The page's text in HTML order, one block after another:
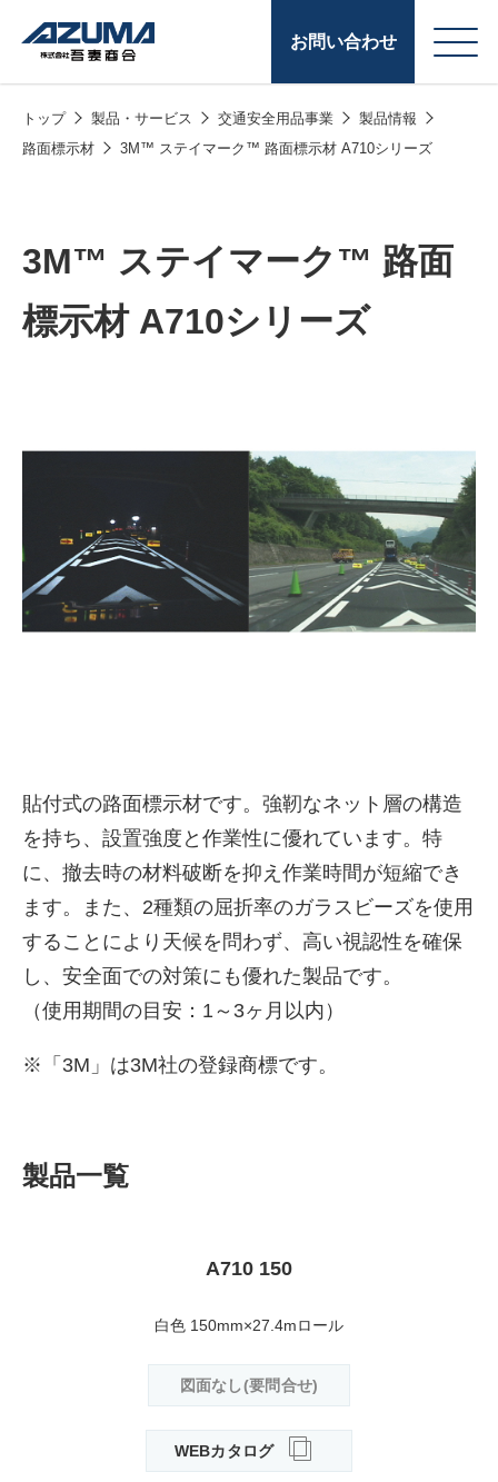
お問い合わせ
会
要
株式会社吾妻製作所 会社案
内
原燃料事業
燃料小口配送
コークス・鋳物
トップ 製品・サービス 交通安全用品事業
製品情報
路面標示材
3M™ ステイマーク™ 路面標示材 A710シリーズ
3M™ ステイマーク™ 路面
標示材 A710シリーズ
貼付式の路面標示材です。強靭なネット層の構造
を持ち、設置強度と作業性に優れています。特
に、撤去時の材料破断を抑え作業時間が短縮でき
ます。また、2種類の屈折率のガラスビーズを使用
することにより天候を問わず、高い視認性を確保
し、安全面での対策にも優れた製品です。
（使用期間の目安：1～3ヶ月以内）
※「3M」は3M社の登録商標です。
製品一覧
A710 150
白色 150mm×27.4mロール
図面なし(要問合せ)
WEBカタログ